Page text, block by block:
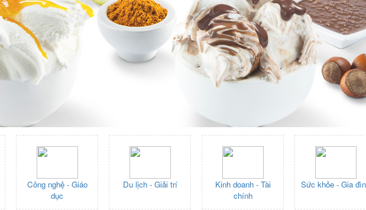
Công nghệ - Giáo
dục
Du lịch - Giải trí
Kinh doanh - Tài
chính
Sức khỏe - Gia